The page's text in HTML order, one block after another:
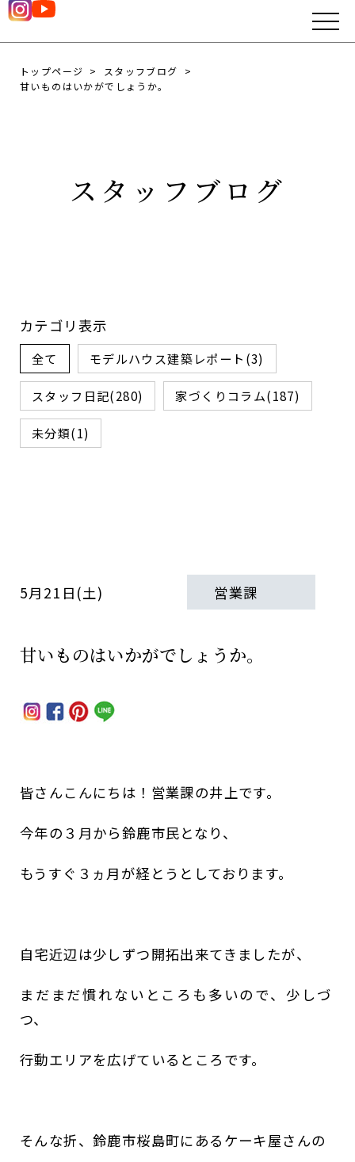
トップページ
スタッフブログ
甘いものはいかがでしょうか。
スタッフブログ
カテゴリ表示
全て モデルハウス建築レポート(3)
スタッフ日記(280) 家づくりコラム(187)
未分類(1)
5月21日(土) 営業課
甘いものはいかがでしょうか。
皆さんこんにちは！営業課の井上です。
今年の３月から鈴鹿市民となり、
もうすぐ３ヵ月が経とうとしております。
自宅近辺は少しずつ開拓出来てきましたが、
まだまだ慣れないところも多いので、少しづ
つ、
行動エリアを広げているところです。
そんな折、鈴鹿市桜島町にあるケーキ屋さんの